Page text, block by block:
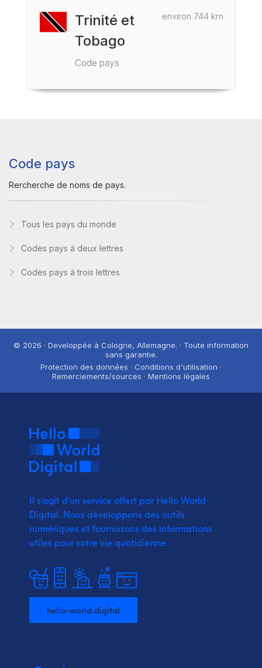
environ 744 km
Trinité et
Tobago
Code pays
Code pays
Rercherche de noms de pays.
Tous les pays du monde
Codes pays à deux lettres
Codes pays à trois lettres
© 2026 · Developpée à Cologne, Allemagne. · Toute information
sans garantie.
Protection des données · Conditions d'utilisation ·
Remerciements/sources · Mentions légales
Il s'agit d'un service offert par Hello World
Digital. Nous développons des outils
numériques et fournissons des informations
utiles pour votre vie quotidienne.
hello-world.digital